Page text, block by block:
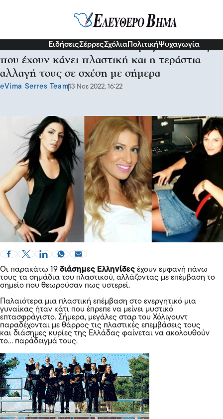
ΕιδήσειςΣέρρεςΣχόλια ΠολιτικήΨυχαγωγία
Έτσι ήταν κάποτε: 19 διάσημες Ελληνίδες
που έχουν κάνει πλαστική και η τεράστια
αλλαγή τους σε σχέση με σήμερα
eVima Serres Team13 Νοε 2022, 16:22
Οι παρακάτω 19 διάσημες Ελληνίδες έχουν εμφανή πάνω
τους τα σημάδια του πλαστικού, αλλάζοντας με επέμβαση το
σημείο που θεωρούσαν πως υστερεί.
Παλαιότερα μια πλαστική επέμβαση στο ενεργητικό μια
γυναίκας ήταν κάτι που έπρεπε να μείνει μυστικό
επτασφράγιστο. Σήμερα, μεγάλες σταρ του Χόλιγουντ
παραδέχονται με θάρρος τις πλαστικές επεμβάσεις τους
και διάσημες κυρίες της Ελλάδας φαίνεται να ακολουθούν
το… παράδειγμά τους.